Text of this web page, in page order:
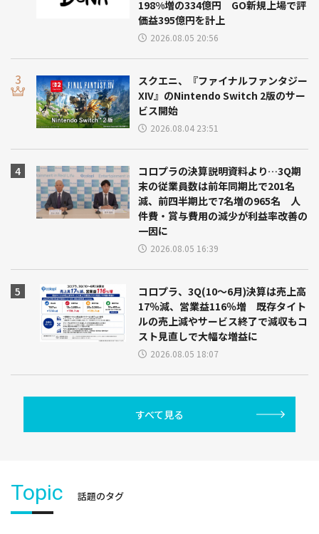
198%増の334億円 GO新規上場で評
価益395億円を計上
2026.08.05 20:56
スクエニ、『ファイナルファンタジー
XIV』のNintendo Switch 2版のサー
ビス開始
2026.08.04 23:51
コロプラの決算説明資料より…3Q期
末の従業員数は前年同期比で201名
減、前四半期比で7名増の965名 人
件費・賞与費用の減少が利益率改善の
一因に
2026.08.05 16:39
コロプラ、3Q(10～6月)決算は売上高
17％減、営業益116％増 既存タイト
ルの売上減やサービス終了で減収もコ
スト見直しで大幅な増益に
2026.08.05 18:07
すべて見る
Topic 話題のタグ